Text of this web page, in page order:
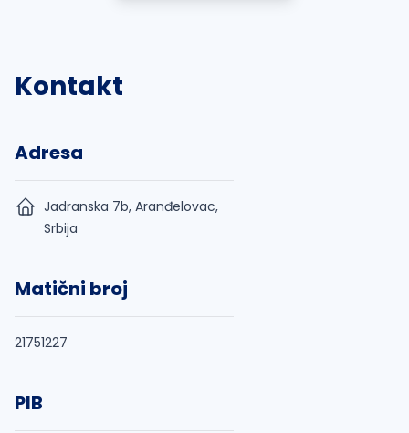
Kontakt
Adresa
Jadranska 7b, Aranđelovac,
Srbija
Matični broj
21751227
PIB